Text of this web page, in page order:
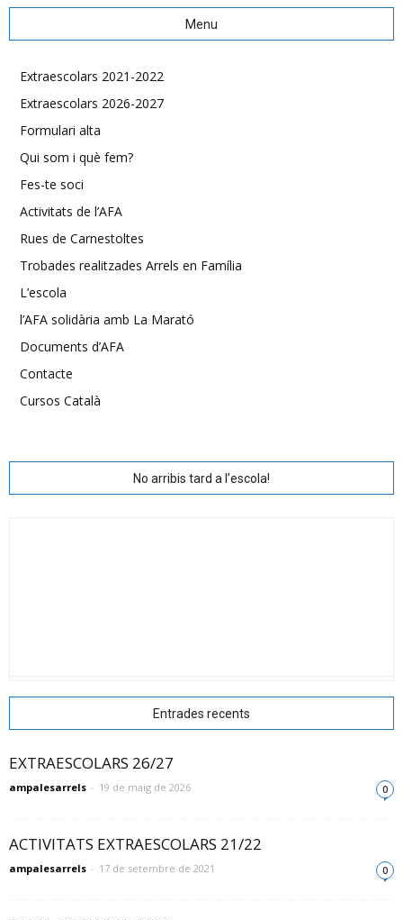
Menu
Extraescolars 2021-2022
Extraescolars 2026-2027
Formulari alta
Qui som i què fem?
Fes-te soci
Activitats de l’AFA
Rues de Carnestoltes
Trobades realitzades Arrels en Família
L’escola
l’AFA solidària amb La Marató
Documents d’AFA
Contacte
Cursos Català
No arribis tard a l’escola!
Entrades recents
EXTRAESCOLARS 26/27
ampalesarrels - 19 de maig de 2026 0
ACTIVITATS EXTRAESCOLARS 21/22
ampalesarrels - 17 de setembre de 2021 0